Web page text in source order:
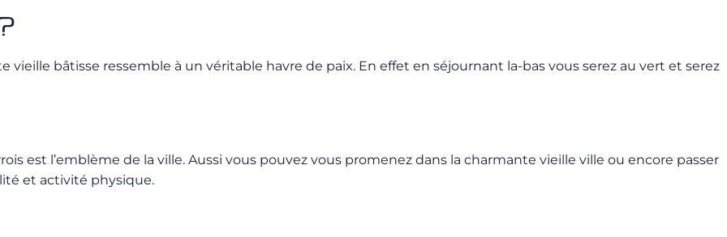
vieille bâtisse ressemble à un véritable havre de paix. En effet en séjournant la-bas vous serez au vert et serez
est l’emblème de la ville. Aussi vous pouvez vous promenez dans la charmante vieille ville ou encore passer
et activité physique.